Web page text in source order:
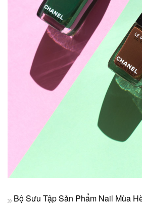
Bộ Sưu Tập Sản Phẩm Nail Mùa